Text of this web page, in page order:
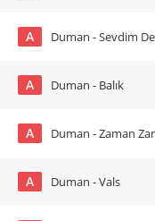
A Duman - Sevdim
A Duman - Balık
A Duman - Zaman
A Duman - Vals